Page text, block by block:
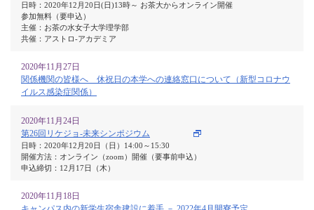
日時：2020年12月20日(日)13時～ お茶大からオンライン開催
参加無料（要申込）
主催：お茶の水女子大学理学部
共催：アストロ-アカデミア
2020年11月27日
関係機関の皆様へ 休祝日の本学への連絡窓口について（新型コロナウ
イルス感染症関係）
2020年11月24日
第26回リケジョ-未来シンポジウム
日時：2020年12月20日（日）14:00～15:30
開催方法：オンライン（zoom）開催（要事前申込）
申込締切：12月17日（木）
2020年11月18日